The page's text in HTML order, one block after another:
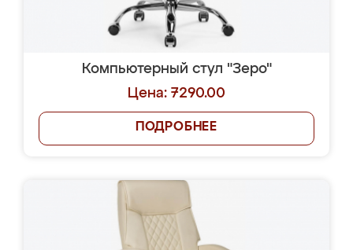
Компьютерный стул "Зеро"
Цена: 7290.00
ПОДРОБНЕЕ